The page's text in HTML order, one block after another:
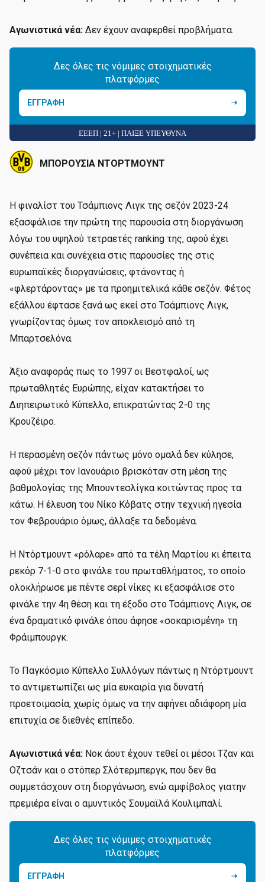
Αγωνιστικά νέα: Δεν έχουν αναφερθεί προβλήματα.
Δες όλες τις νόμιμες στοιχηματικές
πλατφόρμες
ΕΓΓΡΑΦΗ
ΕΕΕΠ | 21+ | ΠΑΙΞΕ ΥΠΕΥΘΥΝΑ
ΜΠΟΡΟΥΣΙΑ ΝΤΟΡΤΜΟΥΝΤ
Η φιναλίστ του Τσάμπιονς Λιγκ της σεζόν 2023-24
εξασφάλισε την πρώτη της παρουσία στη διοργάνωση
λόγω του υψηλού τετραετές ranking της, αφού έχει
συνέπεια και συνέχεια στις παρουσίες της στις
ευρωπαϊκές διοργανώσεις, φτάνοντας ή
«φλερτάροντας» με τα προημιτελικά κάθε σεζόν. Φέτος
εξάλλου έφτασε ξανά ως εκεί στο Τσάμπιονς Λιγκ,
γνωρίζοντας όμως τον αποκλεισμό από τη
Μπαρτσελόνα.
Άξιο αναφοράς πως το 1997 οι Βεστφαλοί, ως
πρωταθλητές Ευρώπης, είχαν κατακτήσει το
Διηπειρωτικό Κύπελλο, επικρατώντας 2-0 της
Κρουζέιρο.
Η περασμένη σεζόν πάντως μόνο ομαλά δεν κύλησε,
αφού μέχρι τον Ιανουάριο βρισκόταν στη μέση της
βαθμολογίας της Μπουντεσλίγκα κοιτώντας προς τα
κάτω. Η έλευση του Νίκο Κόβατς στην τεχνική ηγεσία
τον Φεβρουάριο όμως, άλλαξε τα δεδομένα.
Η Ντόρτμουντ «ρόλαρε» από τα τέλη Μαρτίου κι έπειτα
ρεκόρ 7-1-0 στο φινάλε του πρωταθλήματος, το οποίο
ολοκλήρωσε με πέντε σερί νίκες κι εξασφάλισε στο
φινάλε την 4η θέση και τη έξοδο στο Τσάμπιονς Λιγκ, σε
ένα δραματικό φινάλε όπου άφησε «σοκαρισμένη» τη
Φράιμπουργκ.
Το Παγκόσμιο Κύπελλο Συλλόγων πάντως η Ντόρτμουντ
το αντιμετωπίζει ως μία ευκαιρία για δυνατή
προετοιμασία, χωρίς όμως να την αφήνει αδιάφορη μία
επιτυχία σε διεθνές επίπεδο.
Αγωνιστικά νέα: Νοκ άουτ έχουν τεθεί οι μέσοι Τζαν και
Οζτσάν και ο στόπερ Σλότερμπεργκ, που δεν θα
συμμετάσχουν στη διοργάνωση, ενώ αμφίβολος γιατην
πρεμιέρα είναι ο αμυντικός Σουμαϊλά Κουλιμπαλί.
Δες όλες τις νόμιμες στοιχηματικές
πλατφόρμες
ΕΓΓΡΑΦΗ